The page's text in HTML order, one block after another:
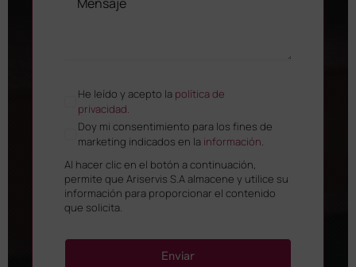
He leído y acepto la política de
privacidad.
Doy mi consentimiento para los fines de
marketing indicados en la información.
Al hacer clic en el botón a continuación,
permite que Ariservis S.A almacene y utilice su
información para proporcionar el contenido
que solicita.
Enviar